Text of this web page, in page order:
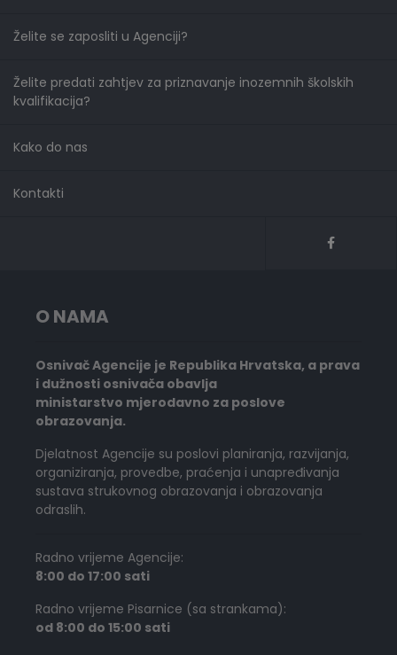
Želite se zaposliti u Agenciji?
Želite predati zahtjev za priznavanje inozemnih školskih
kvalifikacija?
Kako do nas
Kontakti
O NAMA
Osnivač Agencije je Republika Hrvatska, a prava
i dužnosti osnivača obavlja
ministarstvo mjerodavno za poslove
obrazovanja.
Djelatnost Agencije su poslovi planiranja, razvijanja,
organiziranja, provedbe, praćenja i unapređivanja
sustava strukovnog obrazovanja i obrazovanja
odraslih.
Radno vrijeme Agencije:
8:00 do 17:00 sati
Radno vrijeme Pisarnice (sa strankama):
od 8:00 do 15:00 sati